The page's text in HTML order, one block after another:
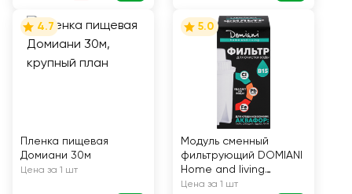
4.7
Пленка пищевая
Домиани 30м
Цена за 1 шт
5.0
Модуль сменный
фильтрующий DOMIANI
Home and living
В15,1шт
Цена за 1 шт